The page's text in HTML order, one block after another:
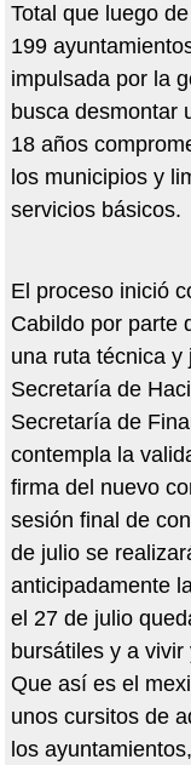
Total que luego
199
impulsada por la
busca desmontar
18 años
los municipios y
servicios básicos.
El proceso inició
Cabildo por parte
una ruta técnica y
Secretaría de
Secretaría de
contempla la
firma del nuevo
sesión final de
de julio se
anticipadamente
el 27 de julio
bursátilesy a vivir
Que así es el
unos cursitos de
los